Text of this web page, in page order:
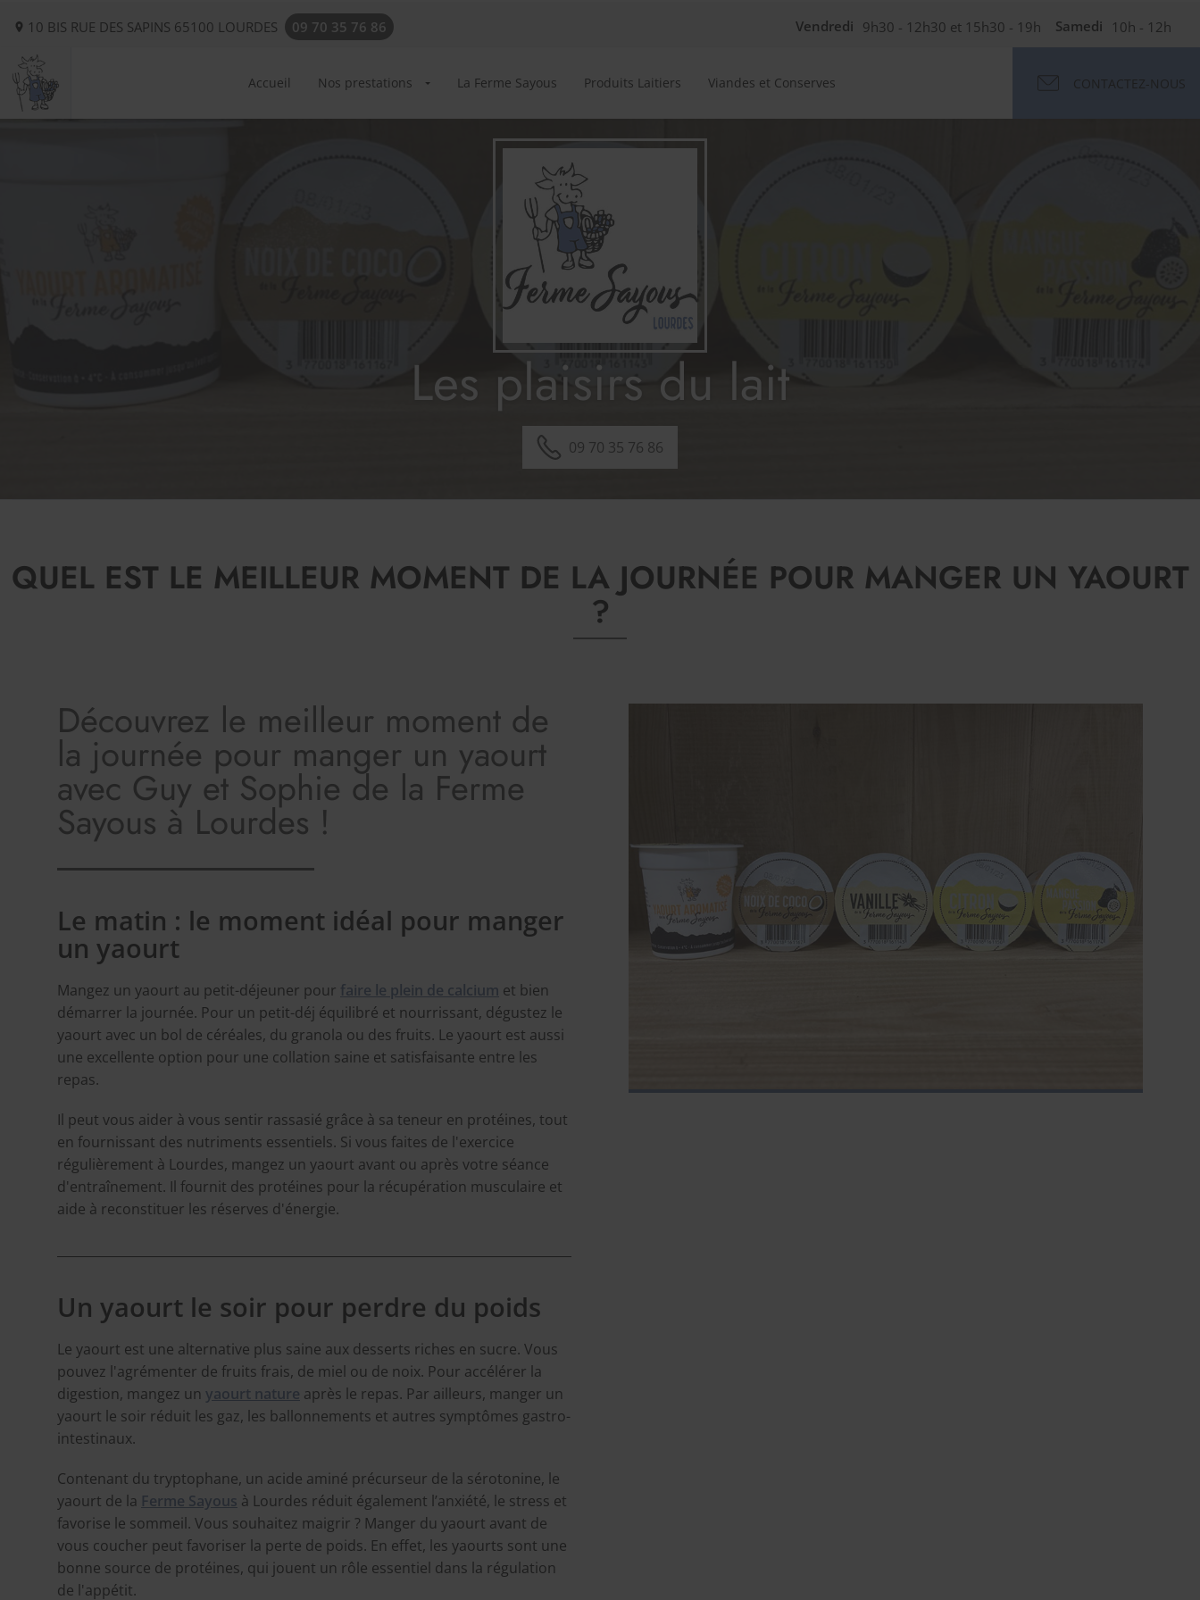
Les plaisirs du lait
10 BIS RUE DES SAPINS 65100 LOURDES 09 70 35 76 86 Vendredi 9h30 - 12h30 et 15h30 - 19h Samedi 10h - 12h
09 70 35 76 86
Accueil Nos prestations La Ferme Sayous Produits Laitiers Viandes et Conserves CONTACTEZ-NOUS
QUEL EST LE MEILLEUR MOMENT DE LA JOURNÉE POUR MANGER UN YAOURT
?
Découvrez le meilleur moment de
la journée pour manger un yaourt
avec Guy et Sophie de la Ferme
Sayous à Lourdes !
Le matin : le moment idéal pour manger
un yaourt
Mangez un yaourt au petit-déjeuner pour faire le plein de calcium et bien
démarrer la journée. Pour un petit-déj équilibré et nourrissant, dégustez le
yaourt avec un bol de céréales, du granola ou des fruits. Le yaourt est aussi
une excellente option pour une collation saine et satisfaisante entre les
repas.
Il peut vous aider à vous sentir rassasié grâce à sa teneur en protéines, tout
en fournissant des nutriments essentiels. Si vous faites de l'exercice
régulièrement à Lourdes, mangez un yaourt avant ou après votre séance
d'entraînement. Il fournit des protéines pour la récupération musculaire et
aide à reconstituer les réserves d'énergie.
Un yaourt le soir pour perdre du poids
Le yaourt est une alternative plus saine aux desserts riches en sucre. Vous
pouvez l'agrémenter de fruits frais, de miel ou de noix. Pour accélérer la
digestion, mangez un yaourt nature après le repas. Par ailleurs, manger un
yaourt le soir réduit les gaz, les ballonnements et autres symptômes gastro-
intestinaux.
Contenant du tryptophane, un acide aminé précurseur de la sérotonine, le
yaourt de la Ferme Sayous à Lourdes réduit également l’anxiété, le stress et
favorise le sommeil. Vous souhaitez maigrir ? Manger du yaourt avant de
vous coucher peut favoriser la perte de poids. En effet, les yaourts sont une
bonne source de protéines, qui jouent un rôle essentiel dans la régulation
de l'appétit.